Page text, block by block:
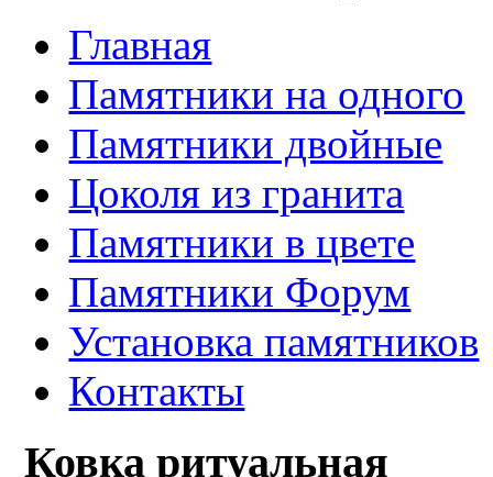
Главная
Памятники на одного
Памятники двойные
Цоколя из гранита
Памятники в цвете
Памятники Форум
Установка памятников
Контакты
Ковка ритуальная